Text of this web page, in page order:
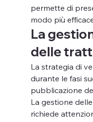
permette di
modo più
La
delle
La strategia di
durante le fasi
pubblicazione
La gestione
richiede